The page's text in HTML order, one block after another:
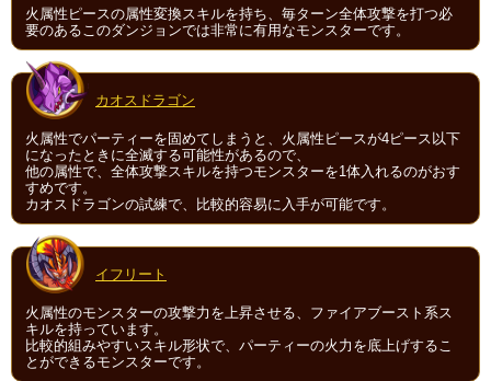
火属性ピースの属性変換スキルを持ち、毎ターン全体攻撃を打つ必
要のあるこのダンジョンでは非常に有用なモンスターです。
カオスドラゴン
火属性でパーティーを固めてしまうと、火属性ピースが4ピース以下
になったときに全滅する可能性があるので、
他の属性で、全体攻撃スキルを持つモンスターを1体入れるのがおす
すめです。
カオスドラゴンの試練で、比較的容易に入手が可能です。
イフリート
火属性のモンスターの攻撃力を上昇させる、ファイアブースト系ス
キルを持っています。
比較的組みやすいスキル形状で、パーティーの火力を底上げするこ
とができるモンスターです。